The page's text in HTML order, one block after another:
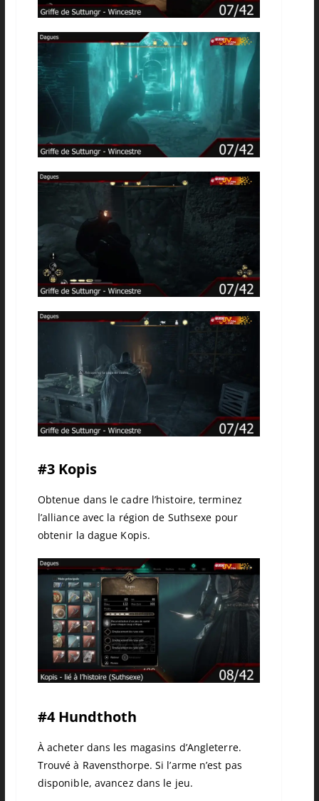
#3 Kopis
Obtenue dans le cadre l’histoire, terminez
l’alliance avec la région de Suthsexe pour
obtenir la dague Kopis.
#4 Hundthoth
À acheter dans les magasins d’Angleterre.
Trouvé à Ravensthorpe. Si l’arme n’est pas
disponible, avancez dans le jeu.